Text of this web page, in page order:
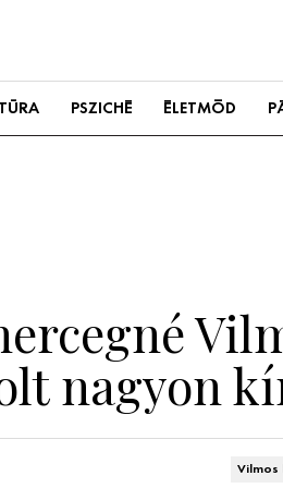
PSZICHÉ ÉLETMÓD
nagyon
Vilmos